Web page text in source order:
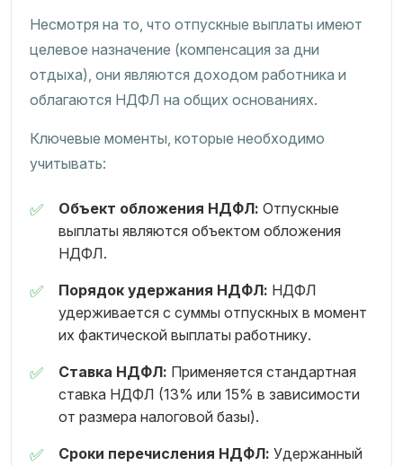
Несмотря на то, что отпускные выплаты имеют
целевое назначение (компенсация за дни
отдыха), они являются доходом работника и
облагаются НДФЛ на общих основаниях.
Ключевые моменты, которые необходимо
учитывать:
Объект обложения НДФЛ: Отпускные
выплаты являются объектом обложения
НДФЛ.
Порядок удержания НДФЛ: НДФЛ
удерживается с суммы отпускных в момент
их фактической выплаты работнику.
Ставка НДФЛ: Применяется стандартная
ставка НДФЛ (13% или 15% в зависимости
от размера налоговой базы).
Сроки перечисления НДФЛ: Удержанный